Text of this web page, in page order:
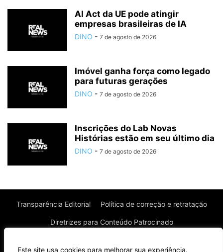
Este site usa cookies para melhorar sua experiência.
AI Act da UE pode atingir
empresas brasileiras de IA
DINO - 7 de agosto de 2026
Imóvel ganha força como legado
para futuras gerações
DINO - 7 de agosto de 2026
Inscrições do Lab Novas
Histórias estão em seu último dia
DINO - 7 de agosto de 2026
Transparência Editorial Política de correção e retratação
Diretrizes para Conteúdo Patrocinado